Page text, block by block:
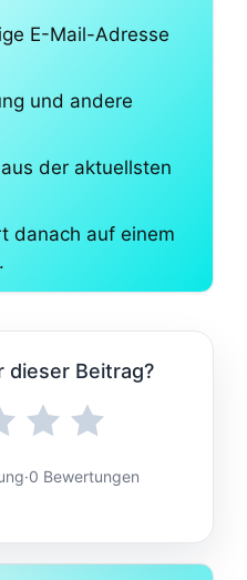
E-Mail-Adresse
und andere
der aktuellsten
danach auf einem
dieser Beitrag?
·0 Bewertungen